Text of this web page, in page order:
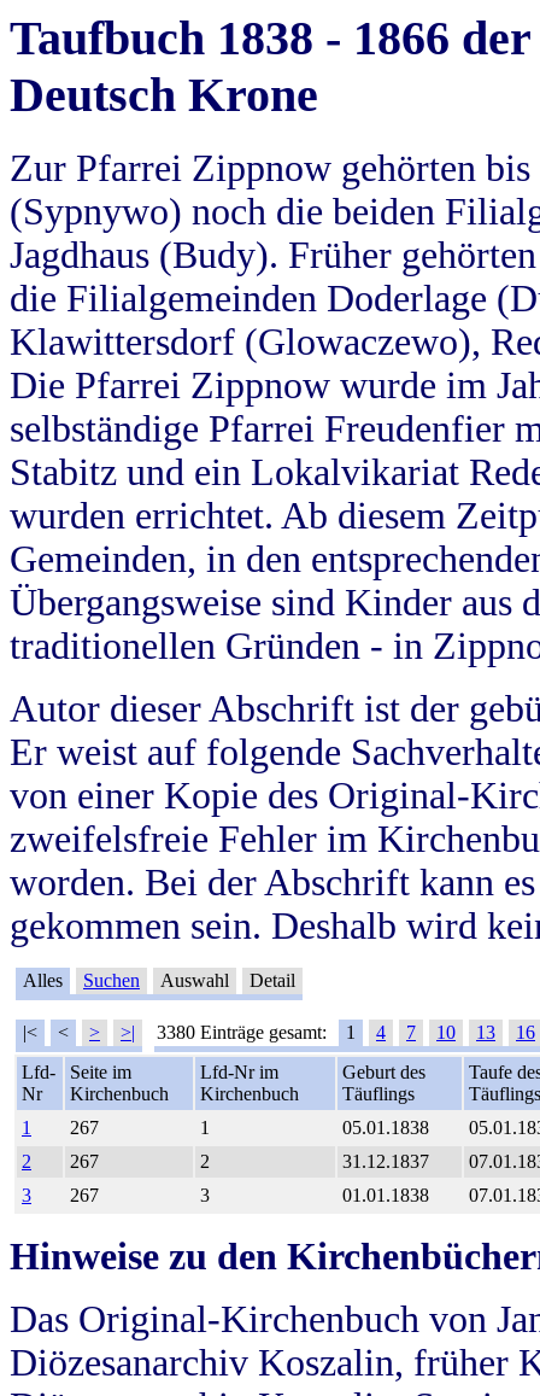
Taufbuch 1838 - 1866
Deutsch Krone
Zur Pfarrei Zippnow gehörten
(Sypnywo) noch die beiden
Jagdhaus (Budy). Früher
die Filialgemeinden Doderlage
Klawittersdorf (Glowaczewo),
Die Pfarrei Zippnow wurde im
selbständige Pfarrei Freudenfier
Stabitz und ein Lokalvikariat
wurden errichtet. Ab diesem
Gemeinden, in den
Übergangsweise sind Kinder aus
traditionellen Gründen - in
Autor dieser Abschrift ist der
Er weist auf folgende
von einer Kopie des Original-
zweifelsfreie Fehler im
worden. Bei der Abschrift kann
gekommen sein. Deshalb wird
Alles Suchen Auswahl Detail
|< < > >| 3380 Einträge gesamt: 1 4 7 10 13
16
Lfd-
Nr
Seite im
Kirchenbuch
Lfd-Nr im
Kirchenbuch
Geburt des
Täuflings
Taufe
Täuflings
1
267 1 05.01.1838
2
267 2 31.12.1837
3
267 3 01.01.1838
Hinweise zu den
Das Original-Kirchenbuch von
Diözesanarchiv Koszalin, früher